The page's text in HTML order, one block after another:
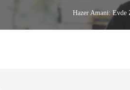
Hazer Amani: Evde